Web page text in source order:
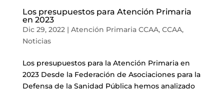
Los presupuestos para Atención Primaria
en 2023
Dic 29, 2022| Atención Primaria CCAA, CCAA,
Noticias
Los presupuestos para la Atención Primaria en
2023 Desde la Federación de Asociaciones para la
Defensa de la Sanidad Pública hemos analizado